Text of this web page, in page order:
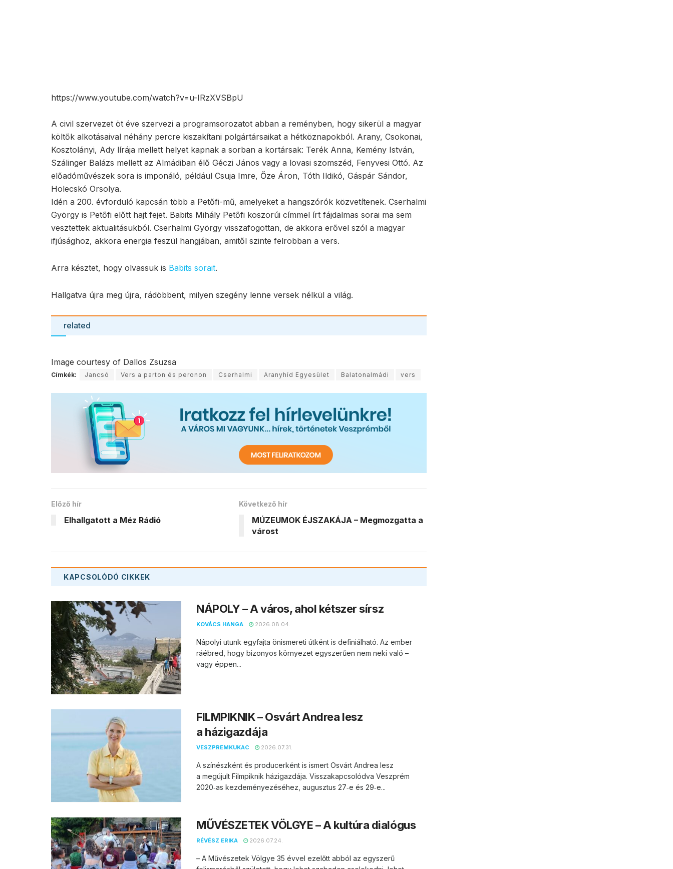
https://www.youtube.com/watch?v=u-IRzXVSBpU
A civil szervezet öt éve szervezi a programsorozatot abban a reményben, hogy sikerül a magyar
költők alkotásaival néhány percre kiszakítani polgártársaikat a hétköznapokból. Arany, Csokonai,
Kosztolányi, Ady lírája mellett helyet kapnak a sorban a kortársak: Terék Anna, Kemény István,
Szálinger Balázs mellett az Almádiban élő Géczi János vagy a lovasi szomszéd, Fenyvesi Ottó. Az
előadóművészek sora is imponáló, például Csuja Imre, Őze Áron, Tóth Ildikó, Gáspár Sándor,
Holecskó Orsolya.
Idén a 200. évforduló kapcsán több a Petőfi-mű, amelyeket a hangszórók közvetítenek. Cserhalmi
György is Petőfi előtt hajt fejet. Babits Mihály Petőfi koszorúi címmel írt fájdalmas sorai ma sem
vesztettek aktualitásukból. Cserhalmi György visszafogottan, de akkora erővel szól a magyar
ifjúsághoz, akkora energia feszül hangjában, amitől szinte felrobban a vers.
Arra késztet, hogy olvassuk is Babits sorait.
Hallgatva újra meg újra, rádöbbent, milyen szegény lenne versek nélkül a világ.
related
Image courtesy of Dallos Zsuzsa
Címkék: Jancsó Vers a parton és peronon Cserhalmi Aranyhíd Egyesület Balatonalmádi vers
Előző hír
Elhallgatott a Méz Rádió
Következő hír
MÚZEUMOK ÉJSZAKÁJA – Megmozgatta a
várost
KAPCSOLÓDÓ CIKKEK
NÁPOLY – A város, ahol kétszer sírsz
KOVÁCS HANGA 2026.08.04.
Nápolyi utunk egyfajta önismereti útként is definiálható. Az ember
ráébred, hogy bizonyos környezet egyszerűen nem neki való –
vagy éppen...
FILMPIKNIK – Osvárt Andrea lesz
a házigazdája
VESZPREMKUKAC 2026.07.31.
A színészként és producerként is ismert Osvárt Andrea lesz
a megújult Filmpiknik házigazdája. Visszakapcsolódva Veszprém
2020‑as kezdeményezéséhez, augusztus 27‑e és 29‑e...
MŰVÉSZETEK VÖLGYE – A kultúra dialógus
RÉVÉSZ ERIKA 2026.07.24.
– A Művészetek Völgye 35 évvel ezelőtt abból az egyszerű